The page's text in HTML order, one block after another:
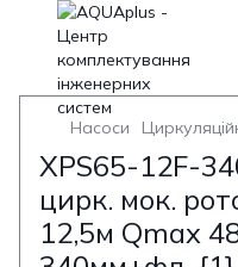
Насоси
XPS65-12F-
цирк. мок.
12,5м Qmax